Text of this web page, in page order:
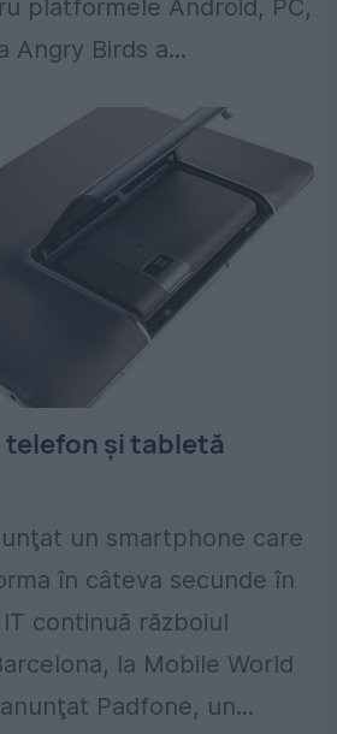
platformele Android, PC,
Angry Birds a...
telefon şi tabletă
un smartphone care
în câteva secunde în
continuă războiul
la Mobile World
Padfone, un...